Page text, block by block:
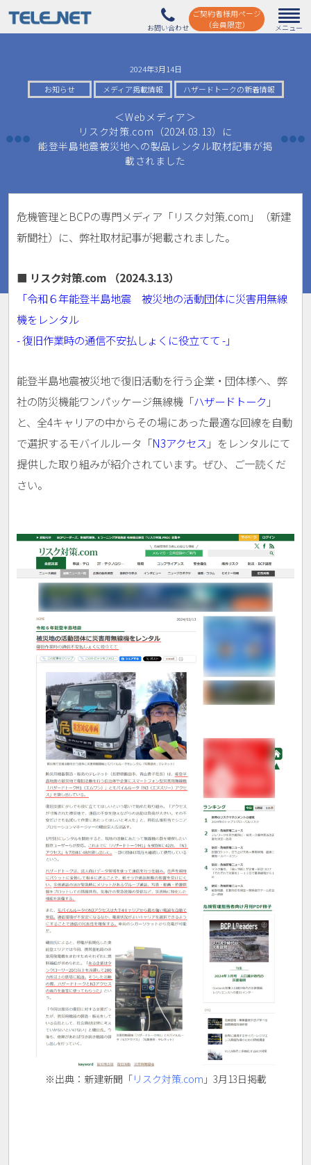
ご契約者様用ページ
（会員限定）
2024年3月14日
お知らせ
メディア掲載情報 ハザードトークの新着情報
＜Webメディア＞
リスク対策.com（2024.03.13）に
能登半島地震被災地への製品レンタル取材記事が掲
載されました
危機管理とBCPの専門メディア「リスク対策.com」（新建
新聞社）に、弊社取材記事が掲載されました。
■ リスク対策.com （2024.3.13）
「令和６年能登半島地震 被災地の活動団体に災害用無線
機をレンタル
- 復旧作業時の通信不安払しょくに役立てて -」
能登半島地震被災地で復旧活動を行う企業・団体様へ、弊
社の防災機能ワンパッケージ無線機「ハザードトーク 」
と、全4キャリアの中からその場にあった最適な回線を自動
で選択するモバイルルータ「N3アクセス 」をレンタルにて
提供した取り組みが紹介されています。ぜひ、ご一読くだ
さい。
※出典：新建新聞「リスク対策.com 」3月13日掲載